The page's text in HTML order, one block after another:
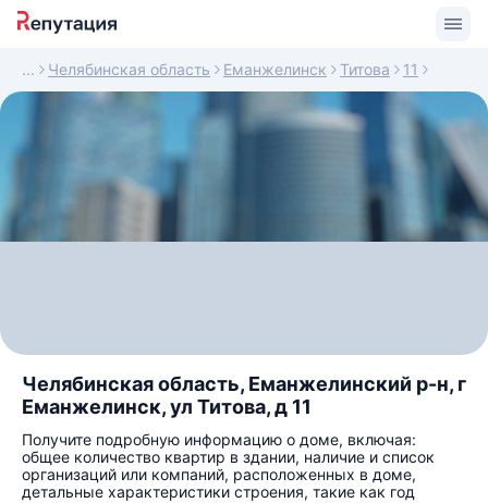
Челябинская область Еманжелинск Титова 11
Челябинская область, Еманжелинский р-н, г
Еманжелинск, ул Титова, д 11
Получите подробную информацию о доме, включая:
общее количество квартир в здании, наличие и список
организаций или компаний, расположенных в доме,
детальные характеристики строения, такие как год